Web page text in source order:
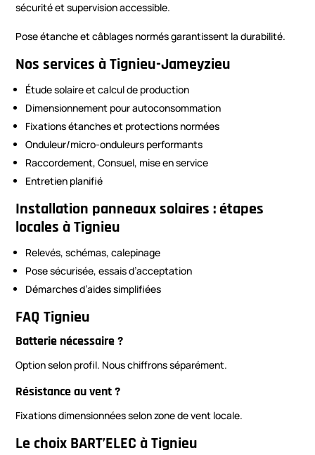
sécurité et supervision accessible.
Pose étanche et câblages normés garantissent la durabilité.
Nos services à Tignieu-Jameyzieu
Étude solaire et calcul de production
Dimensionnement pour autoconsommation
Fixations étanches et protections normées
Onduleur/micro-onduleurs performants
Raccordement, Consuel, mise en service
Entretien planifié
Installation panneaux solaires : étapes
locales à Tignieu
Relevés, schémas, calepinage
Pose sécurisée, essais d’acceptation
Démarches d’aides simplifiées
FAQ Tignieu
Batterie nécessaire ?
Option selon profil. Nous chiffrons séparément.
Résistance au vent ?
Fixations dimensionnées selon zone de vent locale.
Le choix BART’ELEC à Tignieu